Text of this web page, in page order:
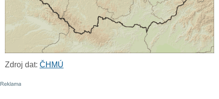
Zdroj dat: ČHMÚ